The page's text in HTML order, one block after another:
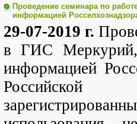
Проведение семинара по
информацией
29-07-2019 г.
в ГИС
информацией